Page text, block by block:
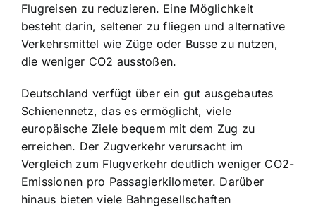
Flugreisen zu reduzieren. Eine Möglichkeit
besteht darin, seltener zu fliegen und alternative
Verkehrsmittel wie Züge oder Busse zu nutzen,
die weniger CO2 ausstoßen.
Deutschland verfügt über ein gut ausgebautes
Schienennetz, das es ermöglicht, viele
europäische Ziele bequem mit dem Zug zu
erreichen. Der Zugverkehr verursacht im
Vergleich zum Flugverkehr deutlich weniger CO2-
Emissionen pro Passagierkilometer. Darüber
hinaus bieten viele Bahngesellschaften